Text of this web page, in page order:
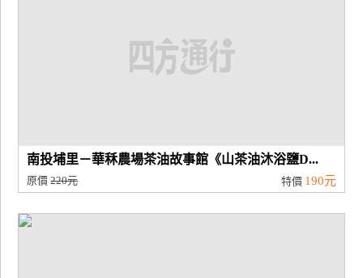
南投埔里－華秝農場茶油故事館《山茶油沐浴鹽D...
原價220元 特價 190元